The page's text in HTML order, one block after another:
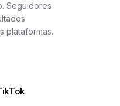
Seguidores
plataformas.